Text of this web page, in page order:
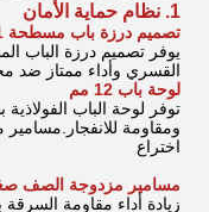
1. نظام حماية الأمان
تصميم درزة باب مسطحة 1 مم
يوفر تصميم درزة الباب
القسري وأداء ممتاز ضد
لوحة باب 12 مم
ومقاومة للانفجار. مسامير
اختراع
مسامير مزدوجة الصف
زيادة أداء مقاومة السرقة